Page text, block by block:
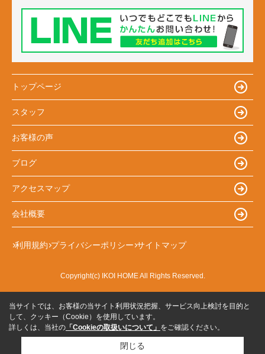
トップページ
スタッフ
お客様の声
ブログ
アクセスマップ
会社概要
利用規約 プライバシーポリシー サイトマップ
Copyright(c) IKOI HOME All Rights Reserved.
当サイトでは、お客様の当サイト利用状況把握、サービス向上検討を目的と
して、クッキー（Cookie）を使用しています。
詳しくは、当社の 「Cookieの取扱いについて」 をご確認ください。
閉じる